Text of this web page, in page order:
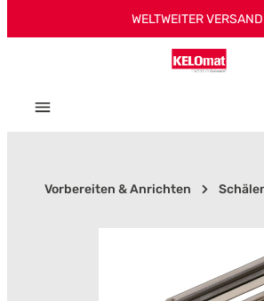
Zum Hauptinhalt springenWELTWEITER VERSAND
Vorbereiten & Anrichten